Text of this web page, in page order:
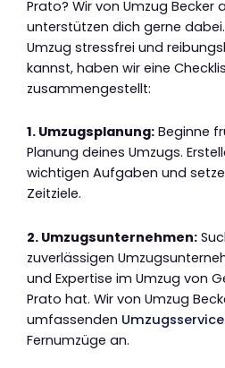
Prato? Wir von Umzug Becker
unterstützen dich gerne
Umzug stressfrei und
kannst, haben wir eine
zusammengestellt:
1. Umzugsplanung: Beginne
Planung deines Umzugs.
wichtigen Aufgaben und
Zeitziele.
2. Umzugsunternehmen:
zuverlässigen
und Expertise im Umzug von
Prato hat. Wir von Umzug
umfassenden Umzugsservice
Fernumzüge an.